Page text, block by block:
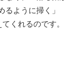
るように掃く」
くれるのです。